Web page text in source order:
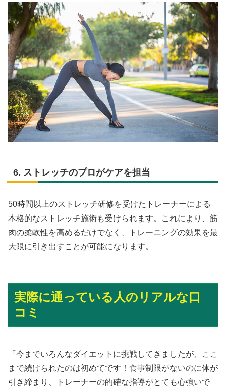
6. ストレッチのプロがケアを担当
50時間以上のストレッチ研修を受けたトレーナーによる
本格的なストレッチ施術も受けられます。これにより、筋
肉の柔軟性を高めるだけでなく、トレーニングの効果を最
大限に引き出すことが可能になります。
実際に通っている人のリアルな口
コミ
「今までいろんなダイエットに挑戦してきましたが、ここ
まで続けられたのは初めてです！食事制限がないのに体が
引き締まり、トレーナーの的確な指導がとても心強いで